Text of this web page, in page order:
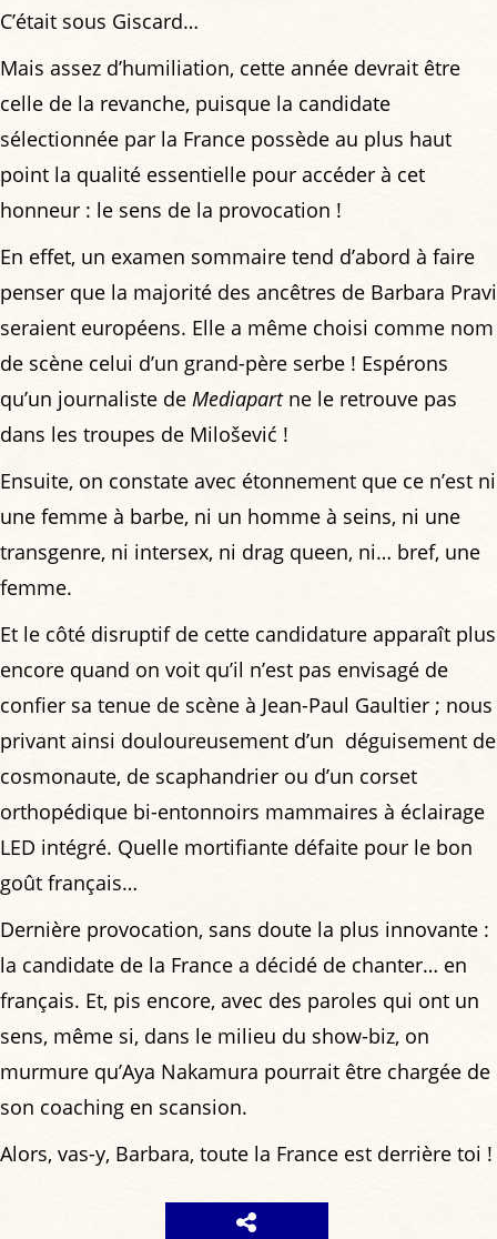
C’était sous Giscard…
Mais assez d’humiliation, cette année devrait être
celle de la revanche, puisque la candidate
sélectionnée par la France possède au plus haut
point la qualité essentielle pour accéder à cet
honneur : le sens de la provocation !
En effet, un examen sommaire tend d’abord à faire
penser que la majorité des ancêtres de Barbara Pravi
seraient européens. Elle a même choisi comme nom
de scène celui d’un grand-père serbe ! Espérons
qu’un journaliste de Mediapartne le retrouve pas
dans les troupes de Milošević !
Ensuite, on constate avec étonnement que ce n’est ni
une femme à barbe, ni un homme à seins, ni une
transgenre, ni intersex, ni drag queen, ni… bref, une
femme.
Et le côté disruptif de cette candidature apparaît plus
encore quand on voit qu’il n’est pas envisagé de
confier sa tenue de scène à Jean-Paul Gaultier ; nous
privant ainsi douloureusement d’un déguisement de
cosmonaute, de scaphandrier ou d’un corset
orthopédique bi-entonnoirs mammaires à éclairage
LED intégré. Quelle mortifiante défaite pour le bon
goût français…
Dernière provocation, sans doute la plus innovante :
la candidate de la France a décidé de chanter… en
français. Et, pis encore, avec des paroles qui ont un
sens, même si, dans le milieu du show-biz, on
murmure qu’Aya Nakamura pourrait être chargée de
son coaching en scansion.
Alors, vas-y, Barbara, toute la France est derrière toi !